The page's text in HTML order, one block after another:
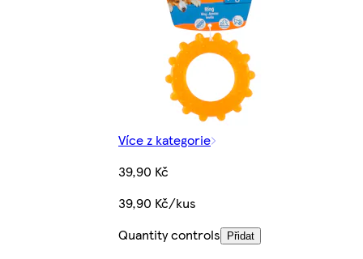
Více z kategorie
39,90 Kč
39,90 Kč/kus
Quantity controls
Přidat